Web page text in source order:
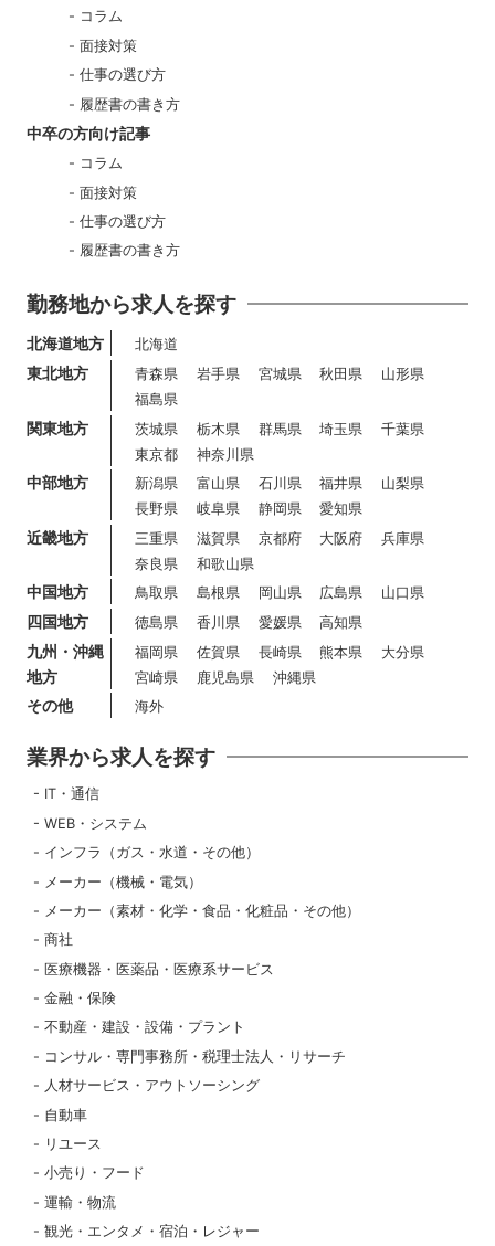
コラム
面接対策
仕事の選び方
履歴書の書き方
中卒の方向け記事
コラム
面接対策
仕事の選び方
履歴書の書き方
勤務地から求人を探す
北海道地方 北海道
東北地方 青森県 岩手県 宮城県 秋田県
山形県
福島県
関東地方 茨城県 栃木県 群馬県 埼玉県
千葉県
東京都
神奈川県
中部地方 新潟県 富山県 石川県 福井県
山梨県
長野県
岐阜県 静岡県 愛知県
近畿地方 三重県 滋賀県 京都府 大阪府
兵庫県
奈良県
和歌山県
中国地方 鳥取県 島根県 岡山県 広島県 山口県
四国地方 徳島県 香川県 愛媛県 高知県
九州・沖縄
地方
福岡県 佐賀県 長崎県 熊本県
大分県
宮崎県
鹿児島県 沖縄県
その他 海外
業界から求人を探す
IT・通信
WEB・システム
インフラ（ガス・水道・その他）
メーカー（機械・電気）
メーカー（素材・化学・食品・化粧品・その他）
商社
医療機器・医薬品・医療系サービス
金融・保険
不動産・建設・設備・プラント
コンサル・専門事務所・税理士法人・リサーチ
人材サービス・アウトソーシング
自動車
リユース
小売り・フード
運輸・物流
観光・エンタメ・宿泊・レジャー